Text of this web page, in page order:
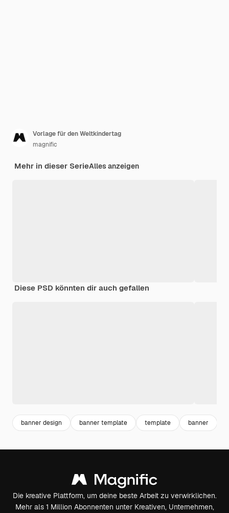
Vorlage für den Weltkindertag
magnific
Mehr in dieser SerieAlles anzeigen
Diese PSD könnten dir auch gefallen
banner design banner template template banner
Die kreative Plattform, um deine beste Arbeit zu verwirklichen.
Mehr als 1 Million Abonnenten unter Kreativen, Unternehmen,